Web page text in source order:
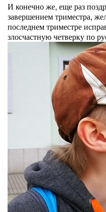
И конечно же, еще раз
завершением триместра,
последнем триместре
злосчастную четверку по